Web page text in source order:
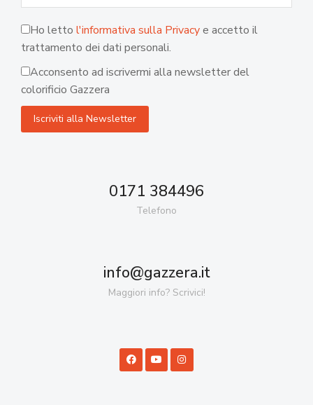
Ho letto l'informativa sulla Privacye accetto il
trattamento dei dati personali.
Acconsento ad iscrivermi alla newsletter del
colorificio Gazzera
0171 384496
Telefono
info@gazzera.it
Maggiori info? Scrivici!